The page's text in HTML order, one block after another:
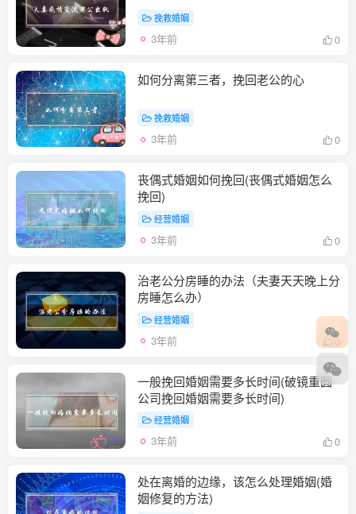
挽救婚姻
3年前 0
如何分离第三者，挽回老公的心
挽救婚姻
3年前 0
丧偶式婚姻如何挽回(丧偶式婚姻怎么
挽回)
经营婚姻
3年前 0
治老公分房睡的办法（夫妻天天晚上分
房睡怎么办）
经营婚姻
3年前 0
一般挽回婚姻需要多长时间(破镜重圆
公司挽回婚姻需要多长时间)
经营婚姻
3年前 0
处在离婚的边缘，该怎么处理婚姻(婚
姻修复的方法)